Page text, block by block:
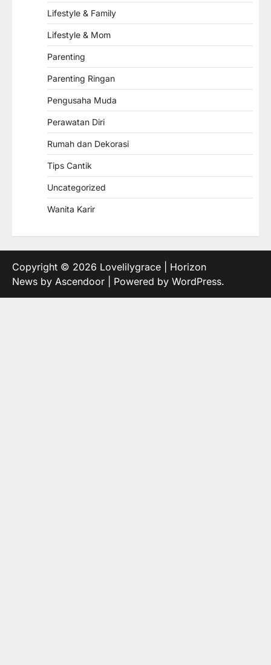
Lifestyle & Family
Lifestyle & Mom
Parenting
Parenting Ringan
Pengusaha Muda
Perawatan Diri
Rumah dan Dekorasi
Tips Cantik
Uncategorized
Wanita Karir
Copyright © 2026 Lovelilygrace | Horizon
News by Ascendoor | Powered by WordPress.